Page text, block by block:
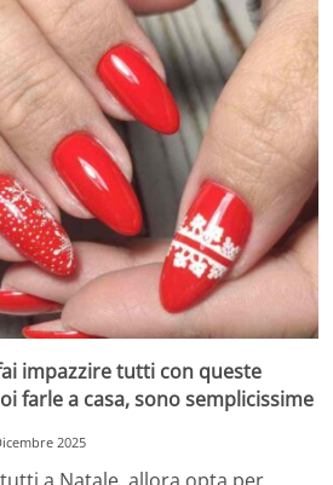
impazzire tutti con queste
farle a casa, sono semplicissime
2025